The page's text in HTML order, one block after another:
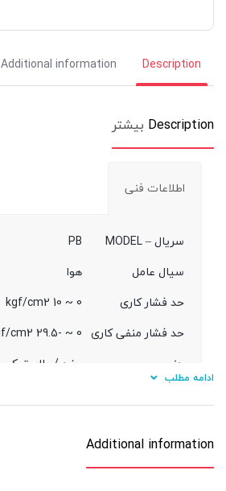
Description
Additional information
Description بیشتر
اطلاعات فنی
سریال – MODEL
PB
سیال عامل
هوا
حد فشار کاری
0 ~ 10 kgf/cm2
حد فشار منفی کاری 0 ~ -29.5 kgf/cm2
جنس
برنج / پلاستیک
ادامه مطلب
Additional information